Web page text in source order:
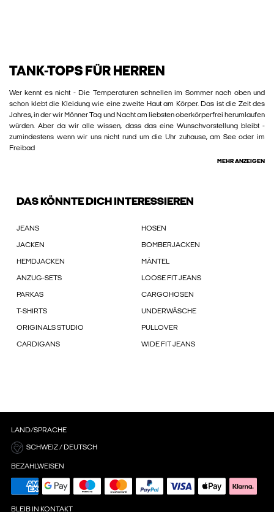
TANK-TOPS FÜR HERREN
Wer kennt es nicht - Die Temperaturen schnellen im Sommer nach oben und
schon klebt die Kleidung wie eine zweite Haut am Körper. Das ist die Zeit des
Jahres, in der wir Mönner Tag und Nacht am liebsten oberkörperfrei herumlaufen
würden. Aber da wir alle wissen, dass das eine Wunschvorstellung bleibt -
zumindestens wenn wir uns nicht rund um die Uhr zuhause, am See oder im
Freibad
MEHR ANZEIGEN
DAS KÖNNTE DICH INTERESSIEREN
JEANS HOSEN
JACKEN BOMBERJACKEN
HEMDJACKEN MÄNTEL
ANZUG-SETS LOOSE FIT JEANS
PARKAS CARGOHOSEN
T-SHIRTS UNDERWÄSCHE
ORIGINALS STUDIO PULLOVER
CARDIGANS WIDE FIT JEANS
LAND/SPRACHE
SCHWEIZ / DEUTSCH
BEZAHLWEISEN
BLEIB IN KONTAKT